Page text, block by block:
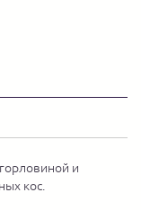
и
кос.